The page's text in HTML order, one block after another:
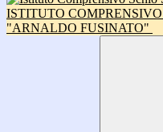
ISTITUTO
"ARNALDO FUSINATO"